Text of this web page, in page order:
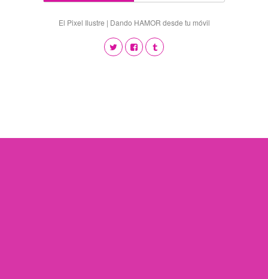
El Pixel Ilustre | Dando HAMOR desde tu móvil